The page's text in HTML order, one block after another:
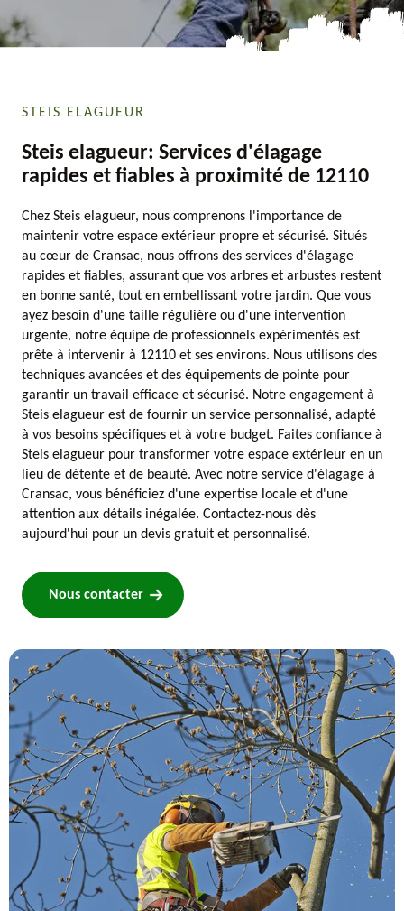
STEIS ELAGUEUR
Steis elagueur: Services d'élagage
rapides et fiables à proximité de 12110
Chez Steis elagueur, nous comprenons l'importance de
maintenir votre espace extérieur propre et sécurisé. Situés
au cœur de Cransac, nous offrons des services d'élagage
rapides et fiables, assurant que vos arbres et arbustes restent
en bonne santé, tout en embellissant votre jardin. Que vous
ayez besoin d'une taille régulière ou d'une intervention
urgente, notre équipe de professionnels expérimentés est
prête à intervenir à 12110 et ses environs. Nous utilisons des
techniques avancées et des équipements de pointe pour
garantir un travail efficace et sécurisé. Notre engagement à
Steis elagueur est de fournir un service personnalisé, adapté
à vos besoins spécifiques et à votre budget. Faites confiance à
Steis elagueur pour transformer votre espace extérieur en un
lieu de détente et de beauté. Avec notre service d'élagage à
Cransac, vous bénéficiez d'une expertise locale et d'une
attention aux détails inégalée. Contactez-nous dès
aujourd'hui pour un devis gratuit et personnalisé.
Nous contacter